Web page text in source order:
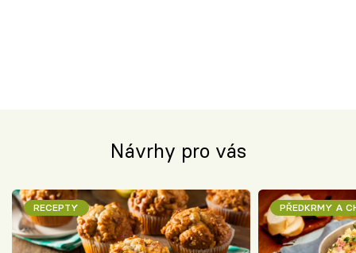
Návrhy pro vás
RECEPTY PŘEDKRMY A